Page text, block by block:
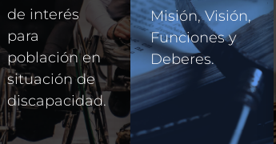
de interés
para
población en
situación de
discapacidad.
Misión, Visión,
Funciones y
Deberes.